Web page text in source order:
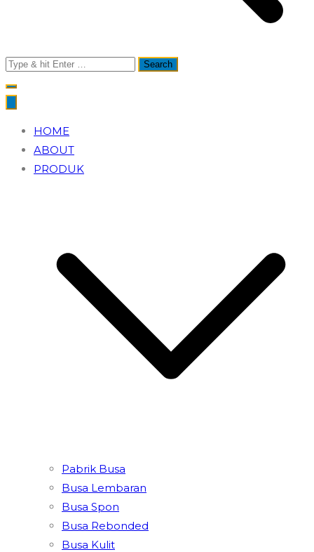
Search
for:
HOME
ABOUT
PRODUK
Pabrik Busa
Busa Lembaran
Busa Spon
Busa Rebonded
Busa Kulit